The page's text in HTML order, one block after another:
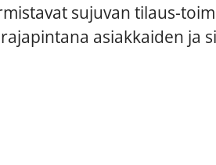
sujuvan tilaus-
asiakkaiden ja